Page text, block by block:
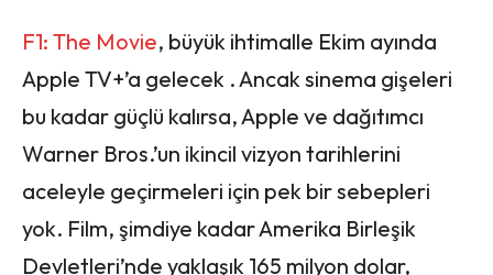
F1: The Movie, büyük ihtimalle Ekim ayında
Apple TV+’a gelecek . Ancak sinema gişeleri
bu kadar güçlü kalırsa, Apple ve dağıtımcı
Warner Bros.’un ikincil vizyon tarihlerini
aceleyle geçirmeleri için pek bir sebepleri
yok. Film, şimdiye kadar Amerika Birleşik
Devletleri’nde yaklaşık 165 milyon dolar,